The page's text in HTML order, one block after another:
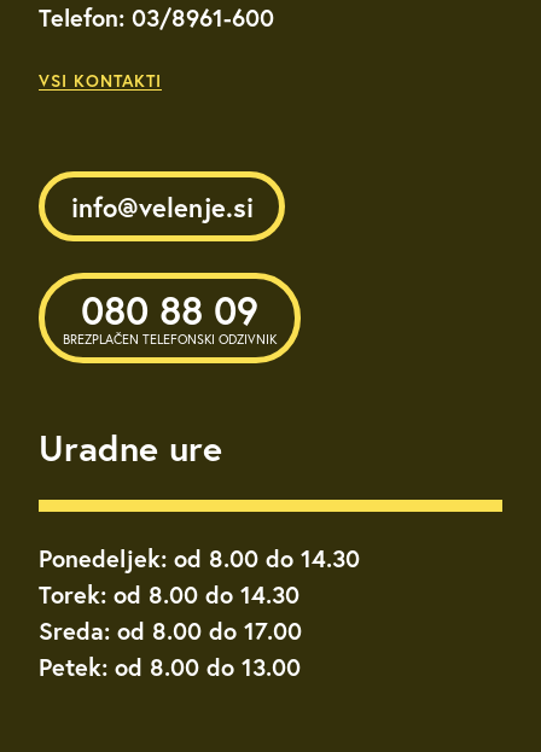
Telefon: 03/8961-600
VSI KONTAKTI
info@velenje.si
080 88 09
BREZPLAČEN TELEFONSKI ODZIVNIK
Uradne ure
Ponedeljek: od 8.00 do 14.30
Torek: od 8.00 do 14.30
Sreda: od 8.00 do 17.00
Petek: od 8.00 do 13.00